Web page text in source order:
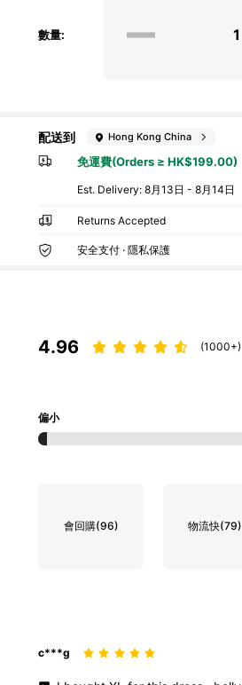
數量:
配送到 Hong Kong China
免運費(Orders ≥ HK$199.00)
​Est. Delivery:8月13日 - 8月14日
Returns Accepted
安全支付 · 隱私保護
4.96 (1000+)
偏小
會回購(96) 物流快(79)
c***g